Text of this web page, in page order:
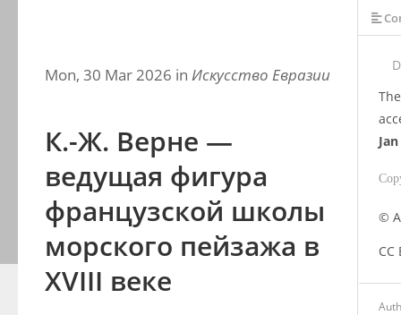
Mon, 30 Mar 2026 in Искусство Евразии
К.-Ж. Верне —
ведущая фигура
французской школы
морского пейзажа в
XVIII веке
©
CC